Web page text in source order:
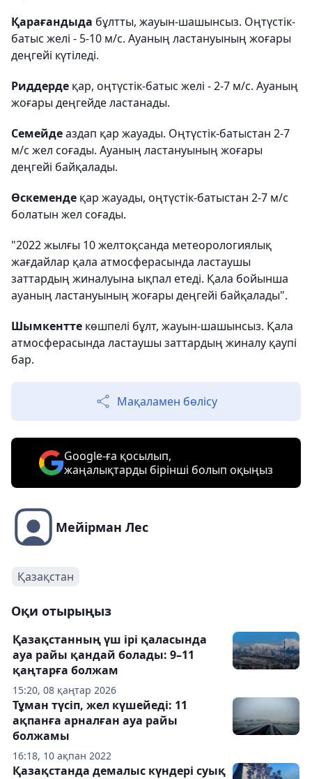
Қарағандыда бұлтты, жауын-шашынсыз. Оңтүстік-
батыс желі - 5-10 м/с. Ауаның ластануының жоғары
деңгейі күтіледі.
Риддерде қар, оңтүстік-батыс желі - 2-7 м/с. Ауаның
жоғары деңгейде ластанады.
Семейдеаздап қар жауады. Оңтүстік-батыстан 2-7
м/с жел соғады. Ауаның ластануының жоғары
деңгейі байқалады.
Өскеменде қар жауады, оңтүстік-батыстан 2-7 м/с
болатын жел соғады.
"2022 жылғы 10 желтоқсанда метеорологиялық
жағдайлар қала атмосферасында ластаушы
заттардың жиналуына ықпал етеді. Қала бойынша
ауаның ластануының жоғары деңгейі байқалады".
Шымкентте көшпелі бұлт, жауын-шашынсыз. Қала
атмосферасында ластаушы заттардың жиналу қаупі
бар.
Мақаламен бөлісу
Google-ға қосылып,
жаңалықтарды бірінші болып оқыңыз
Мейірман Лес
Қазақстан
Оқи отырыңыз
15:20, 08 қаңтар 2026
Қазақстанның үш ірі қаласында
ауа райы қандай болады: 9–11
қаңтарға болжам
16:18, 10 ақпан 2022
Тұман түсіп, жел күшейеді: 11
ақпанға арналған ауа райы
болжамы
Қазақстанда демалыс күндері суық